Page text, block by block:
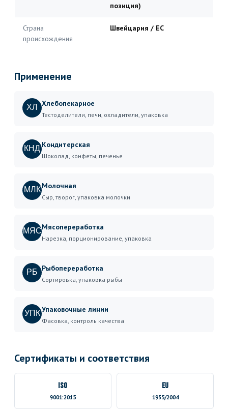
позиция)
Страна
происхождения
Швейцария / ЕС
Применение
ХЛ Хлебопекарное
Тестоделители, печи, охладители, упаковка
КНД Кондитерская
Шоколад, конфеты, печенье
МЛКМолочная
Сыр, творог, упаковка молочки
МЯСМясопереработка
Нарезка, порционирование, упаковка
РБ Рыбопереработка
Сортировка, упаковка рыбы
УПКУпаковочные линии
Фасовка, контроль качества
Сертификаты и соответствия
ISO
9001:2015
EU
1935/2004